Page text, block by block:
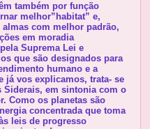
também por função
melhor”habitat” e,
com melhor padrão,
em moradia
Suprema Lei e
que são designados para
humano e a
já vos explicamos, trata- se
Siderais, em sintonia com o
Como os planetas são
concentrada que toma
leis de progresso